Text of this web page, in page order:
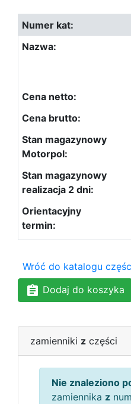
Wróć do katalogu
Dodaj do koszyka
zamienniki z części
Nie znaleziono
zamiennika z